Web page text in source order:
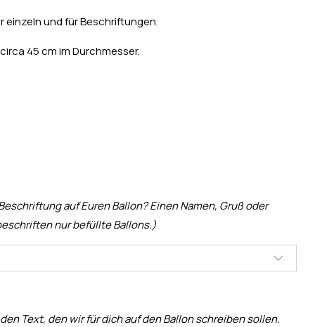
einzeln und für Beschriftungen.
45 cm im Durchmesser.
auf Euren Ballon? Einen Namen, Gruß oder
nur befüllte Ballons.)
Text, den wir für dich auf den Ballon schreiben sollen.